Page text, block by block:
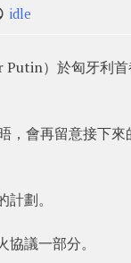
idle
）於匈牙利
，會再留意接下
劃。
議一部分。